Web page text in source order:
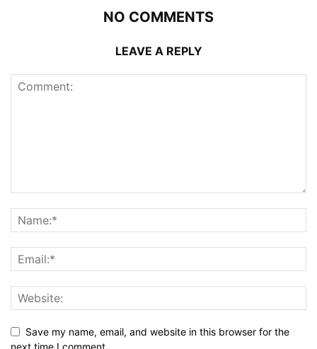
NO COMMENTS
LEAVE A REPLY
Save my name, email, and website in this browser for the
next time I comment.